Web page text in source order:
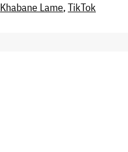
Khabane Lame,TikTok